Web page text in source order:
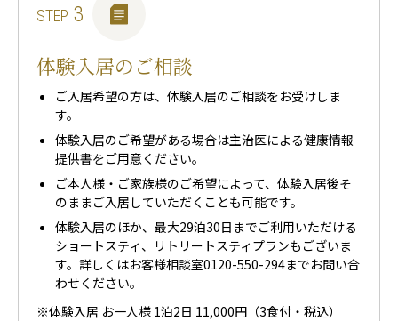
STEP 3
体験入居のご相談
ご入居希望の方は、体験入居のご相談をお受けしま
す。
体験入居のご希望がある場合は主治医による健康情報
提供書をご用意ください。
ご本人様・ご家族様のご希望によって、体験入居後そ
のままご入居していただくことも可能です。
体験入居のほか、最大29泊30日までご利用いただける
ショートスティ、リトリートスティプランもございま
す。詳しくはお客様相談室0120-550-294までお問い合
わせください。
※体験入居 お一人様 1泊2日 11,000円（3食付・税込）